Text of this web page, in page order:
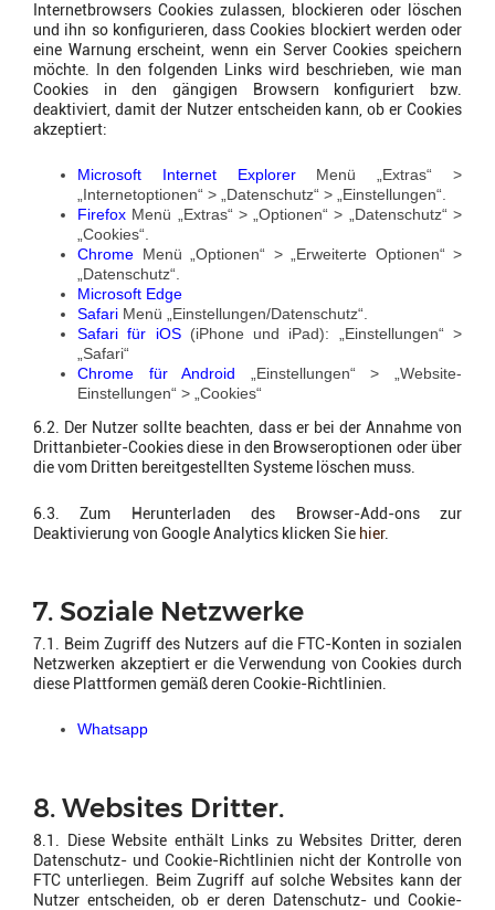
Internetbrowsers Cookies zulassen, blockieren oder löschen
und ihn so konfigurieren, dass Cookies blockiert werden oder
eine Warnung erscheint, wenn ein Server Cookies speichern
möchte. In den folgenden Links wird beschrieben, wie man
Cookies in den gängigen Browsern konfiguriert bzw.
deaktiviert, damit der Nutzer entscheiden kann, ob er Cookies
akzeptiert:
Microsoft Internet ExplorerMenü „Extras“ >
„Internetoptionen“ > „Datenschutz“ > „Einstellungen“.
Firefox Menü „Extras“ > „Optionen“ > „Datenschutz“ >
„Cookies“.
Chrome Menü „Optionen“ > „Erweiterte Optionen“ >
„Datenschutz“.
Microsoft Edge
Safari Menü „Einstellungen/Datenschutz“.
Safari für iOS(iPhone und iPad): „Einstellungen“ >
„Safari“
Chrome für Android
„Einstellungen“ > „Website-
Einstellungen“ > „Cookies“
6.2. Der Nutzer sollte beachten, dass er bei der Annahme von
Drittanbieter-Cookies diese in den Browseroptionen oder über
die vom Dritten bereitgestellten Systeme löschen muss.
6.3. Zum Herunterladen des Browser-Add-ons zur
Deaktivierung von Google Analytics klicken Sie hier.
7. Soziale Netzwerke
7.1. Beim Zugriff des Nutzers auf die FTC-Konten in sozialen
Netzwerken akzeptiert er die Verwendung von Cookies durch
diese Plattformen gemäß deren Cookie-Richtlinien.
Whatsapp
8. Websites Dritter.
8.1. Diese Website enthält Links zu Websites Dritter, deren
Datenschutz- und Cookie-Richtlinien nicht der Kontrolle von
FTC unterliegen. Beim Zugriff auf solche Websites kann der
Nutzer entscheiden, ob er deren Datenschutz- und Cookie-